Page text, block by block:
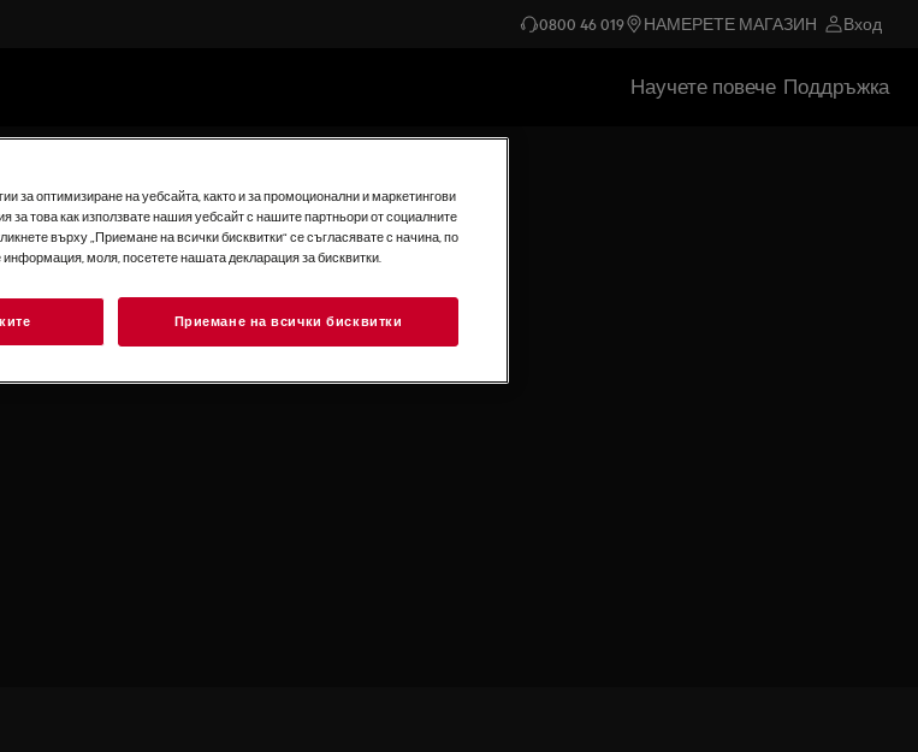
0800 46 019 НАМЕРЕТЕ МАГАЗИН Вход
Научете повече Поддръжка
за оптимизиране на уебсайта, както и за промоционални и маркетингови
това как използвате нашия уебсайт с нашите партньори от социалните
върху „Приемане на всички бисквитки“ се съгласявате с начина, по
моля, посетете нашата декларация за бисквитки.
Приемане на всички бисквитки